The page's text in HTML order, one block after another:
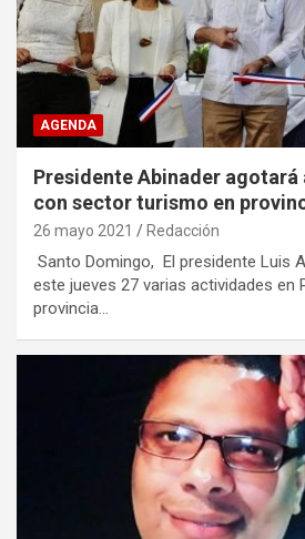
AGENDA
Presidente Abinader agotará
con sector turismo en
26 mayo 2021 Redacción
Santo Domingo, El presidente Luis
este jueves 27 varias actividades en
provincia…